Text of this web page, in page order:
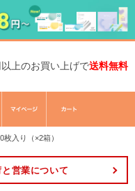
上のお買い上げで送料無料
入り（×2箱）
営業について